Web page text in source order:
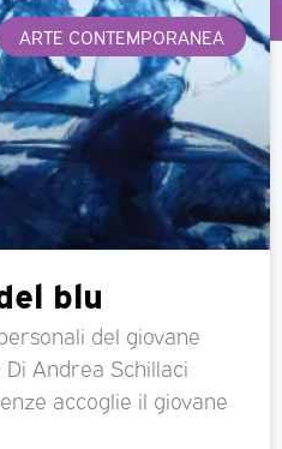
ARTE CONTEMPORANEA
blu
del giovane
Andrea Schillaci
accoglie il giovane